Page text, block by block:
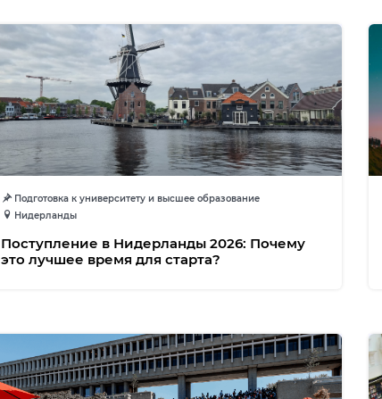
Подготовка к университету и высшее образование
Нидерланды
Поступление в Нидерланды 2026: Почему
это лучшее время для старта?